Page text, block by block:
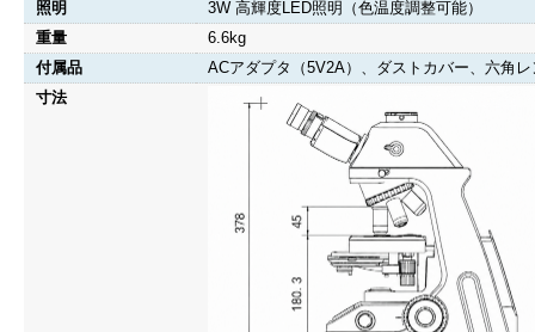
照明
3W 高輝度LED照明（色温度調整可能）
重量
6.6kg
付属品
ACアダプタ（5V2A）、ダストカバー、六角
寸法